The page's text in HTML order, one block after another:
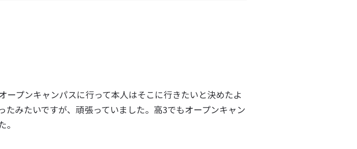
ープンキャンパスに行って本人はそこに行きたいと決めたよ
たみたいですが、頑張っていました。高3でもオープンキャン